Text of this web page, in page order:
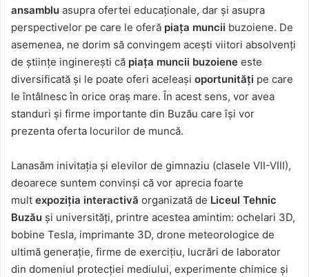
ansamblu asupra ofertei educaționale, dar și asupra
perspectivelor pe care le oferă piața muncii buzoiene. De
asemenea, ne dorim să convingem acești viitori absolvenți
de științe inginerești că piața muncii buzoiene este
diversificată și le poate oferi aceleași oportunități pe care
le întâlnesc în orice oraș mare. În acest sens, vor avea
standuri și firme importante din Buzău care își vor
prezenta oferta locurilor de muncă.
Lanasăm inivitația și elevilor de gimnaziu (clasele VII-VIII),
deoarece suntem convinși că vor aprecia foarte
mult expoziția interactivă organizată de Liceul Tehnic
Buzău și universități, printre acestea amintim: ochelari 3D,
bobine Tesla, imprimante 3D, drone meteorologice de
ultimă generație, firme de exercițiu, lucrări de laborator
din domeniul protecției mediului, experimente chimice și